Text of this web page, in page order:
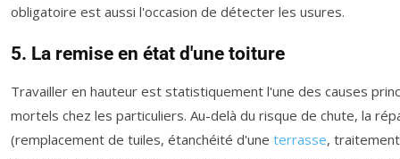
obligatoire est aussi l'occasion de détecter les usures.
5. La remise en état d'une toiture
Travailler en hauteur est statistiquement l'une des causes
mortels chez les particuliers. Au-delà du risque de chute, la
(remplacement de tuiles, étanchéité d'une terrasse,